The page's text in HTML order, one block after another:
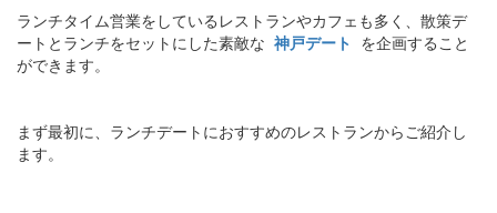
ランチタイム営業をしているレストランやカフェも多く、散策デ
ートとランチをセットにした素敵な 神戸デート を企画すること
ができます。
まず最初に、ランチデートにおすすめのレストランからご紹介し
ます。